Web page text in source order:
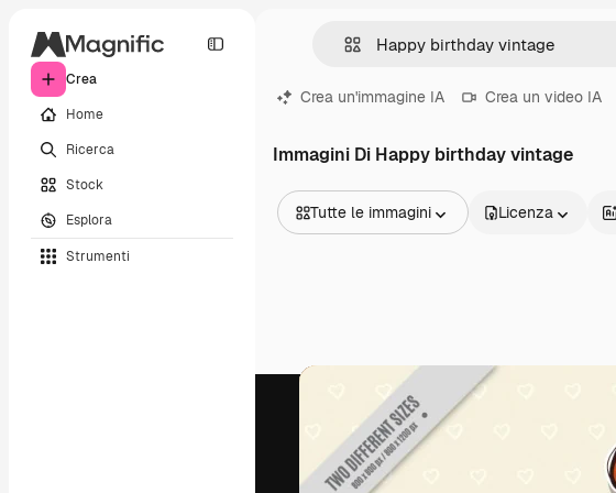
Crea
Home
Ricerca
Stock
Esplora
Strumenti
Crea un'immagine IA Crea un video IA
Immagini Di Happy birthday vintage
Tutte le immagini
Video
Motion graphic
Modelli di video
Modelli 3D
Font
Licenza